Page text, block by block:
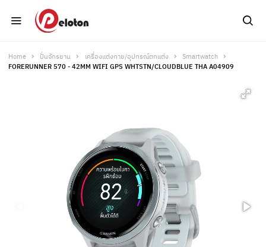
Home ปั่นจักรยาน เครื่องแต่งกาย/อุปกรณ์ตกแต่ง
Smartwatch
FORERUNNER 570 - 42MM WIFI GPS WHTSTN/CLOUDBLUE THA A04909